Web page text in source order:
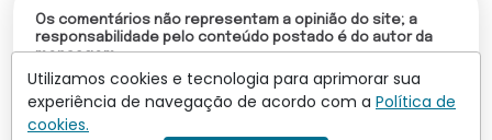
Os comentários não representam a opinião do site; a
responsabilidade pelo conteúdo postado é do autor da
mensagem.
Comentários (0)
Utilizamos cookies e tecnologia para aprimorar sua
experiência de navegação de acordo com a Política de
cookies.